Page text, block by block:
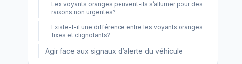
Les voyants oranges peuvent-ils s’allumer pour des
raisons non urgentes?
Existe-t-il une différence entre les voyants oranges
fixes et clignotants?
Agir face aux signaux d’alerte du véhicule